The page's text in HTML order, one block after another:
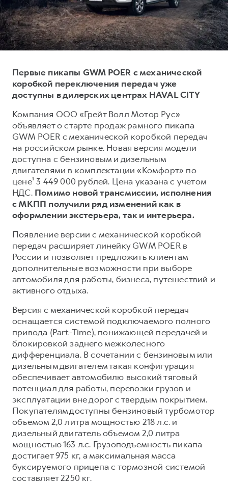
DARGO
от 3 199 000 ₽
DARGO X
от 3 499 000 ₽
F7
от 2 899 000 ₽ от 3 599 000 ₽
POER
от 3 449 000 ₽
Тест-драйв
Трейд-ин
Кредитный калькулятор
Страхование
Кредит
КОРПОРАТИВНЫМ КЛИЕНТАМ
Для малого бизнеса
Корпоративным клиентам
Крупным корпоративным клиентам
Система управления автопарком
Сервис для корпоративных клиентов
HAVAL Лизинг
АКСЕССУАРЫ HAVAL
Автомобильные аксессуары
Коллекция CITY
Коллекция Базовая
Коллекция Детская
СЕРВИСНОЕ ОБСЛУЖИВАНИЕ
Нулевое ТО
Программа «Помощь на дороге»
Электронный ПТС
ПОДДЕРЖКА
GWM Безопасность
Гарантия HAVAL
Мобильное приложение GWM
Программа «HAVAL Защита+»
Руководства по эксплуатации
Подписки
АКСЕССУАРЫ HAVAL
Автомобильные аксессуары
Коллекция CITY
Коллекция Базовая
Коллекция Детская
О дилере
Наша команда
Контакты
Первые пикапы GWM POER с механической
коробкой переключения передач уже
доступны в дилерских центрах HAVAL CITY
Компания ООО «Грейт Волл Мотор Рус»
объявляет о старте продаж рамного пикапа
GWM POER с механической коробкой передач
на российском рынке. Новая версия модели
доступна с бензиновым и дизельным
двигателями в комплектации «Комфорт» по
цене¹ 3 449 000 рублей. Цена указана с учетом
НДС. Помимо новой трансмиссии, исполнения
с МКПП получили ряд изменений как в
оформлении экстерьера, так и интерьера.
Появление версии с механической коробкой
передач расширяет линейку GWM POER в
России и позволяет предложить клиентам
дополнительные возможности при выборе
автомобиля для работы, бизнеса, путешествий и
активного отдыха.
Версия с механической коробкой передач
оснащается системой подключаемого полного
привода (Part-Time), понижающей передачей и
блокировкой заднего межколесного
дифференциала. В сочетании с бензиновым или
дизельным двигателем такая конфигурация
обеспечивает автомобилю высокий тяговый
потенциал для работы, перевозки грузов и
эксплуатации вне дорог с твердым покрытием.
Покупателям доступны бензиновый турбомотор
объемом 2,0 литра мощностью 218 л.с. и
дизельный двигатель объемом 2,0 литра
мощностью 163 л.с. Грузоподъемность пикапа
достигает 975 кг, а максимальная масса
буксируемого прицепа с тормозной системой
составляет 2250 кг.